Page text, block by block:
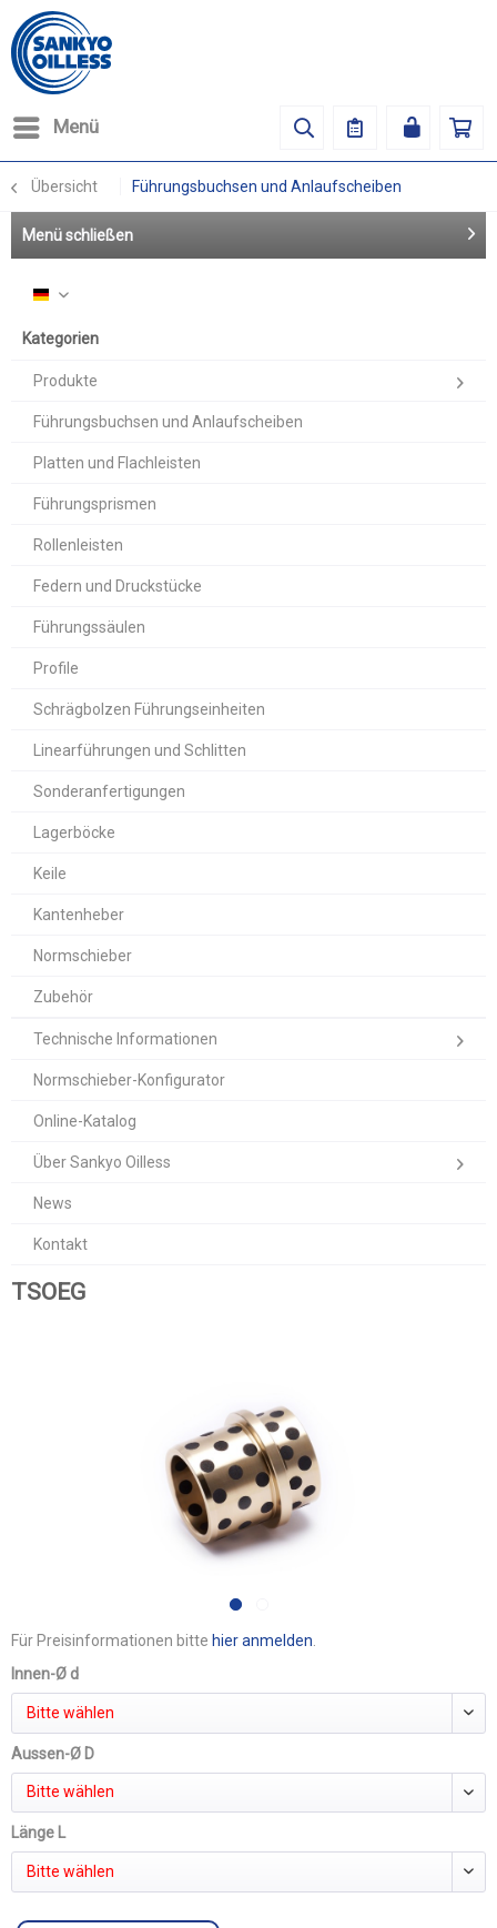
Menü
Übersicht Führungsbuchsen und Anlaufscheiben
Menü schließen
Deutsch
Kategorien
Produkte
Führungsbuchsen und Anlaufscheiben
Platten und Flachleisten
Führungsprismen
Rollenleisten
Federn und Druckstücke
Führungssäulen
Profile
Schrägbolzen Führungseinheiten
Linearführungen und Schlitten
Sonderanfertigungen
Lagerböcke
Keile
Kantenheber
Normschieber
Zubehör
Technische Informationen
Normschieber-Konfigurator
Online-Katalog
Über Sankyo Oilless
News
Kontakt
TSOEG
Für Preisinformationen bitte hier anmelden
Innen-Ø d
Bitte wählen
Aussen-Ø D
Bitte wählen
Länge L
Bitte wählen